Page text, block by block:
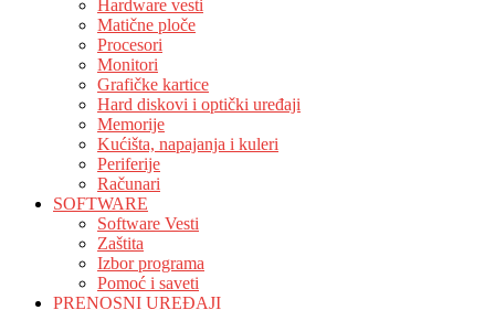
Hardware vesti
Matične ploče
Procesori
Monitori
Grafičke kartice
Hard diskovi i optički uređaji
Memorije
Kućišta, napajanja i kuleri
Periferije
Računari
SOFTWARE
Software Vesti
Zaštita
Izbor programa
Pomoć i saveti
PRENOSNI UREĐAJI